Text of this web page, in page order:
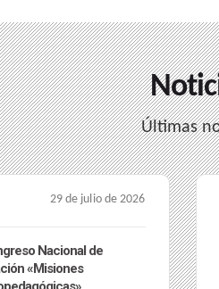
Últimas
29 de julio de 2026
protagonizará